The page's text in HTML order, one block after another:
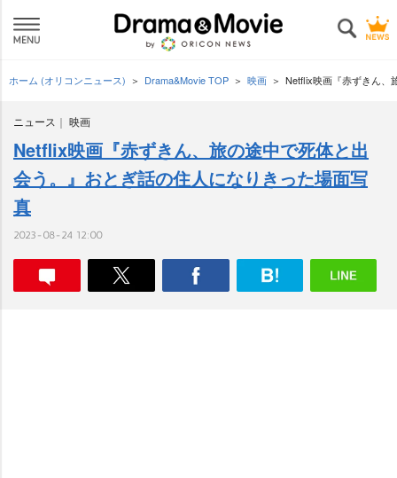
ホーム (オリコンニュース) Drama&Movie TOP 映画 Netflix映画『赤ずきん、
ニュース 映画
Netflix映画『赤ずきん、旅の途中で死体と出
会う。』おとぎ話の住人になりきった場面写
真
2023-08-24 12:00